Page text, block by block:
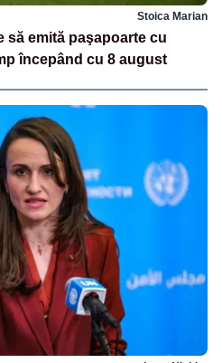
Stoica Marian
să emită paşapoarte cu
începând cu 8 august